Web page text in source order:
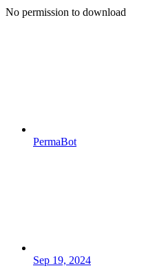
No permission to download
PermaBot
Sep 19, 2024